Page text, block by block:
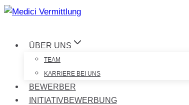
ÜBER UNS
TEAM
KARRIERE BEI UNS
BEWERBER
INITIATIVBEWERBUNG